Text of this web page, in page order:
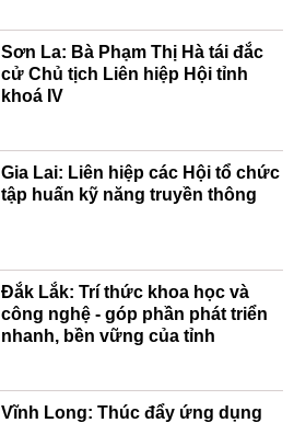
Sơn La: Bà Phạm Thị Hà tái đắc
cử Chủ tịch Liên hiệp Hội tỉnh
khoá IV
Gia Lai: Liên hiệp các Hội tổ chức
tập huấn kỹ năng truyền thông
Đắk Lắk: Trí thức khoa học và
công nghệ - góp phần phát triển
nhanh, bền vững của tỉnh
Vĩnh Long: Thúc đẩy ứng dụng